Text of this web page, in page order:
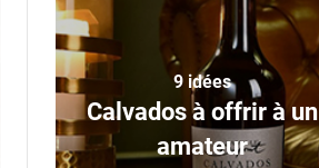
9 idées
Calvados à offrir à un
amateur